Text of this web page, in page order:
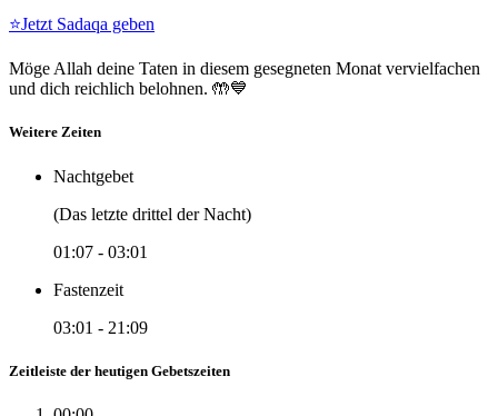
⭐Jetzt Sadaqa geben
Möge Allah deine Taten in diesem gesegneten Monat vervielfachen
und dich reichlich belohnen. 🤲💙
Weitere Zeiten
Nachtgebet
(Das letzte drittel der Nacht)
01:07 - 03:01
Fastenzeit
03:01 - 21:09
Zeitleiste der heutigen Gebetszeiten